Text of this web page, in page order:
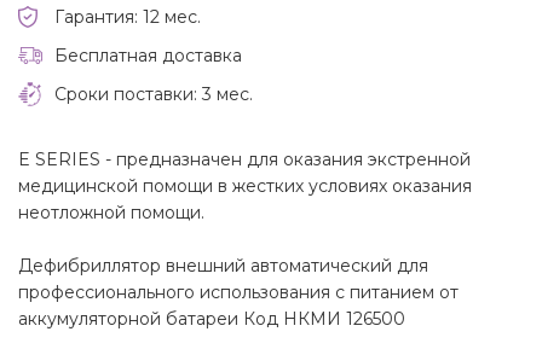
Гарантия: 12 мес.
Бесплатная доставка
Сроки поставки: 3 мес.
E SERIES - предназначен для оказания экстренной
медицинской помощи в жестких условиях оказания
неотложной помощи.
Дефибриллятор внешний автоматический для
профессионального использования с питанием от
аккумуляторной батареи Код НКМИ 126500